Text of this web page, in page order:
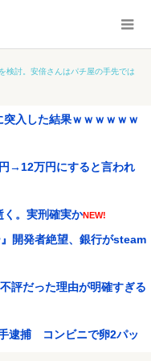
検討。安倍さんはパチ屋の手先では
突入した結果ｗｗｗｗｗｗ
→12万円にすると言われ
く。実刑確実かNEW!
開発者絶望、銀行がsteam
評だった理由が明確すぎる
逮捕 コンビニで卵2パッ